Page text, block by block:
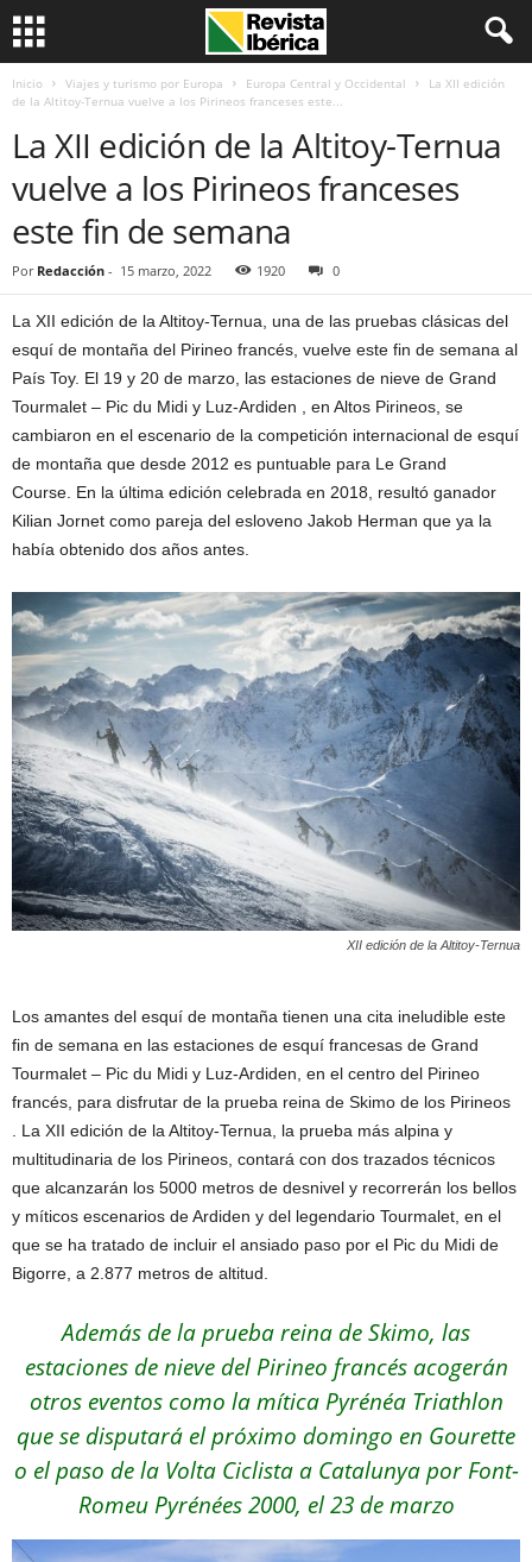
Inicio Viajes y turismo por Europa Europa Central y Occidental
La XII edición
de la Altitoy-Ternua vuelve a los Pirineos franceses este...
La XII edición de la Altitoy-Ternua
vuelve a los Pirineos franceses
este fin de semana
Por Redacción - 15 marzo, 2022 1920 0
La XII edición de la Altitoy-Ternua, una de las pruebas clásicas del
esquí de montaña del Pirineo francés, vuelve este fin de semana al
País Toy. El 19 y 20 de marzo, las estaciones de nieve de Grand
Tourmalet – Pic du Midi y Luz-Ardiden , en Altos Pirineos, se
cambiaron en el escenario de la competición internacional de esquí
de montaña que desde 2012 es puntuable para Le Grand
Course. En la última edición celebrada en 2018, resultó ganador
Kilian Jornet como pareja del esloveno Jakob Herman que ya la
había obtenido dos años antes.
XII edición de la Altitoy-Ternua
Los amantes del esquí de montaña tienen una cita ineludible este
fin de semana en las estaciones de esquí francesas de Grand
Tourmalet – Pic du Midi y Luz-Ardiden, en el centro del Pirineo
francés, para disfrutar de la prueba reina de Skimo de los Pirineos
. La XII edición de la Altitoy-Ternua, la prueba más alpina y
multitudinaria de los Pirineos, contará con dos trazados técnicos
que alcanzarán los 5000 metros de desnivel y recorrerán los bellos
y míticos escenarios de Ardiden y del legendario Tourmalet, en el
que se ha tratado de incluir el ansiado paso por el Pic du Midi de
Bigorre, a 2.877 metros de altitud.
Además de la prueba reina de Skimo, las
estaciones de nieve del Pirineo francés acogerán
otros eventos como la mítica Pyrénéa Triathlon
que se disputará el próximo domingo en Gourette
o el paso de la Volta Ciclista a Catalunya por Font-
Romeu Pyrénées 2000, el 23 de marzo